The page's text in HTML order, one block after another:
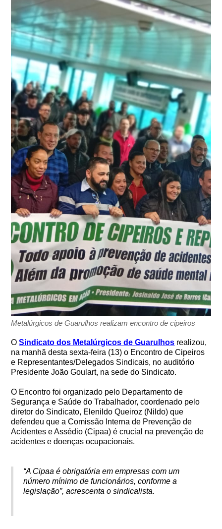
Metalúrgicos de Guarulhos realizam encontro de cipeiros
OSindicato dos Metalúrgicos de Guarulhos realizou,
na manhã desta sexta-feira (13) o Encontro de Cipeiros
e Representantes/Delegados Sindicais, no auditório
Presidente João Goulart, na sede do Sindicato.
O Encontro foi organizado pelo Departamento de
Segurança e Saúde do Trabalhador, coordenado pelo
diretor do Sindicato, Elenildo Queiroz (Nildo) que
defendeu que a Comissão Interna de Prevenção de
Acidentes e Assédio (Cipaa) é crucial na prevenção de
acidentes e doenças ocupacionais.
“A Cipaa é obrigatória em empresas com um
número mínimo de funcionários, conforme a
legislação”, acrescenta o sindicalista.